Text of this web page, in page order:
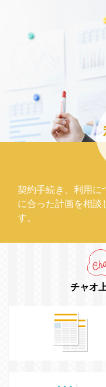
契約手続き、利用に
に合った計画を相談
す。
チャオ